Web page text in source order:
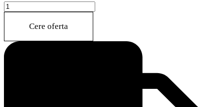
BETSY(T823)
quantity
Cere oferta